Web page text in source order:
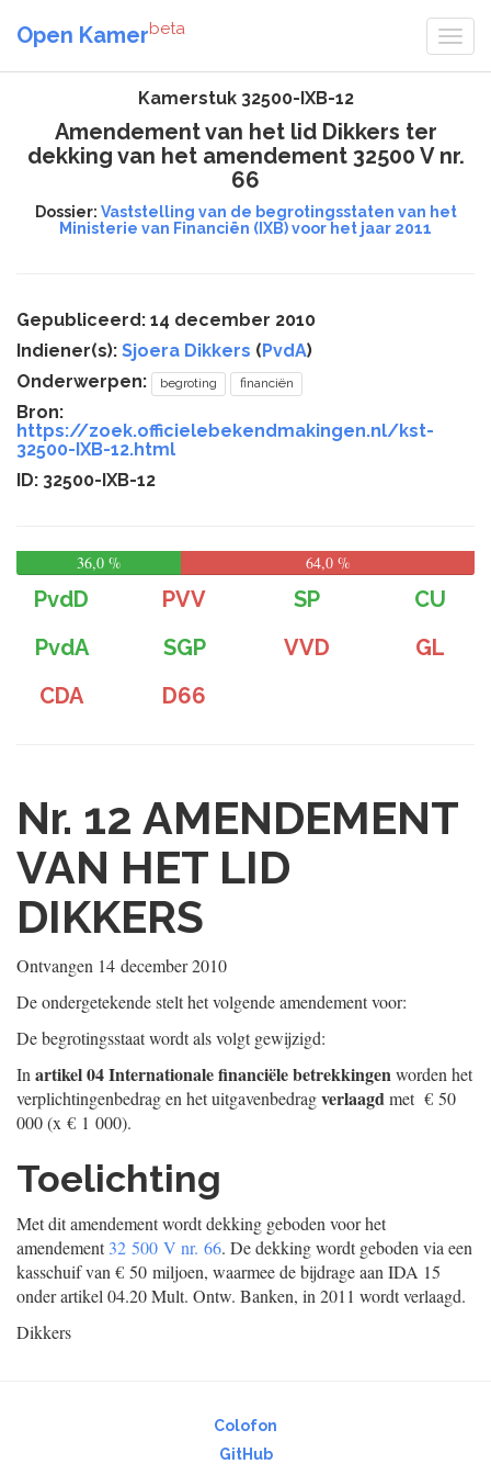
Open Kamerbeta
Kamerstuk 32500-IXB-12
Amendement van het lid Dikkers ter
dekking van het amendement 32500 V nr.
66
Dossier: Vaststelling van de begrotingsstaten van het
Ministerie van Financiën (IXB) voor het jaar 2011
Gepubliceerd: 14 december 2010
Indiener(s): Sjoera Dikkers (PvdA)
Onderwerpen:
begroting financiën
Bron:
https://zoek.officielebekendmakingen.nl/kst-
32500-IXB-12.html
ID: 32500-IXB-12
36,0 % 64,0 %
PvdD PVV SP
CU
PvdA
SGP VVD
GL
CDA
D66
Nr. 12 AMENDEMENT
VAN HET LID
DIKKERS
Ontvangen 14 december 2010
De ondergetekende stelt het volgende amendement voor:
De begrotingsstaat wordt als volgt gewijzigd:
In artikel 04 Internationale financiële betrekkingenworden het
verplichtingenbedrag en het uitgavenbedragverlaagdmet € 50
000 (x € 1 000).
Toelichting
Met dit amendement wordt dekking geboden voor het
amendement32 500 V nr. 66. De dekking wordt geboden via een
kasschuif van € 50 miljoen, waarmee de bijdrage aan IDA 15
onder artikel 04.20 Mult. Ontw. Banken, in 2011 wordt verlaagd.
Dikkers
Colofon
GitHub